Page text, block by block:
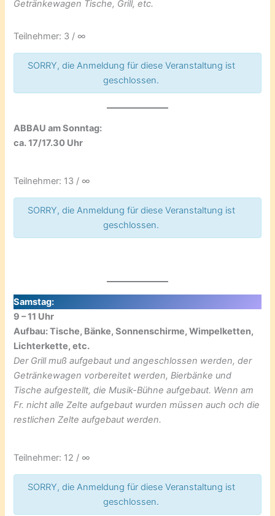
Getränkewagen Tische, Grill, etc.
Teilnehmer: 3 / ∞
SORRY, die Anmeldung für diese Veranstaltung ist
geschlossen.
ABBAU am Sonntag:
ca. 17/17.30 Uhr
Teilnehmer: 13 / ∞
SORRY, die Anmeldung für diese Veranstaltung ist
geschlossen.
Samstag:
9 – 11 Uhr
Aufbau: Tische, Bänke, Sonnenschirme, Wimpelketten,
Lichterkette, etc.
Der Grill muß aufgebaut und angeschlossen werden, der
Getränkewagen vorbereitet werden, Bierbänke und
Tische aufgestellt, die Musik-Bühne aufgebaut. Wenn am
Fr. nicht alle Zelte aufgebaut wurden müssen auch och die
restlichen Zelte aufgebaut werden.
Teilnehmer: 12 / ∞
SORRY, die Anmeldung für diese Veranstaltung ist
geschlossen.